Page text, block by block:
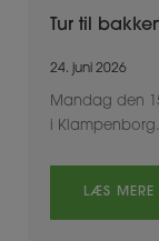
Tur til
24. juni 2026
Mandag den
i
LÆS MERE